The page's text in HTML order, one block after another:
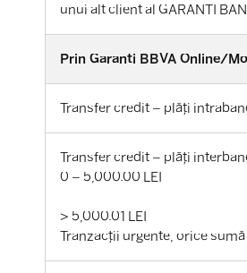
unui alt client al GARANTI
Prin Garanti BBVA Online/
Transfer credit – plăți
Transfer credit – plăți
0 – 5,000.00 LEI
> 5,000.01 LEI
Tranzacții urgente, orice sumă